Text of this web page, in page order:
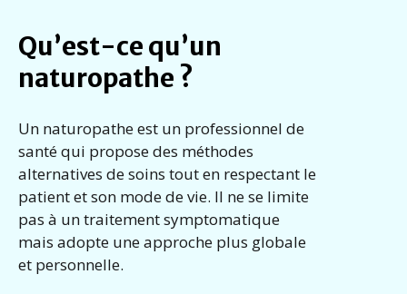
Qu’est-ce qu’un
naturopathe ?
Un naturopathe est un professionnel de
santé qui propose des méthodes
alternatives de soins tout en respectant le
patient et son mode de vie. Il ne se limite
pas à un traitement symptomatique
mais adopte une approche plus globale
et personnelle.